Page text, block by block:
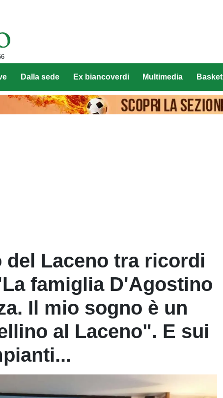
Dalla sede Ex biancoverdi Multimedia Basket
del Laceno tra ricordi
famiglia D'Agostino
Il mio sogno è un
al Laceno". E sui